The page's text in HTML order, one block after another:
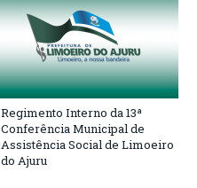
Regimento Interno da 13ª
Conferência Municipal de
Assistência Social de Limoeiro
do Ajuru